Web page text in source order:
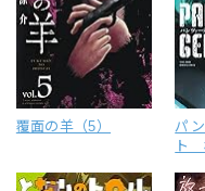
覆面の羊（5）
パ
ト